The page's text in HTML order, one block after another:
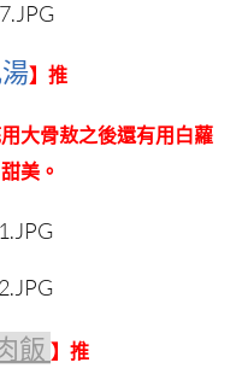
】推
大骨敖之後還有用白蘿
美。
飯 】推